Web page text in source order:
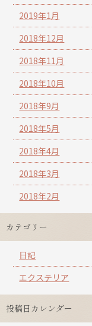
2019年1月
2018年12月
2018年11月
2018年10月
2018年9月
2018年5月
2018年4月
2018年3月
2018年2月
カテゴリー
日記
エクステリア
投稿日カレンダー